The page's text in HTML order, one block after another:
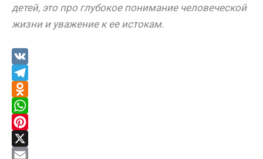
детей, это про глубокое понимание человеческой
жизни и уважение к ее истокам.
V
KT
e
l
e
g
O
d
n
o
W
h
a
P
X